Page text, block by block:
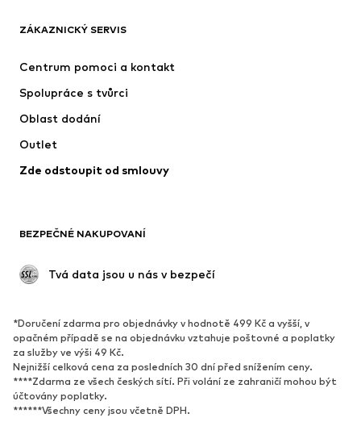
Nové
Trička & topy
Bundy
Spodní prádlo
Kabáty
Plavky
Příležitosti
Upcyklace
Nové
Oblíbené
Tenisky
Lodičky & boty na podpatku
Kozačky
Sandály
ZÁKAZNICKÝ SERVIS
Centrum pomoci a kontakt
Spolupráce s tvůrci
Oblast dodání
Outlet
Zde odstoupit od smlouvy
BEZPEČNÉ NAKUPOVANÍ
Tvá data jsou u nás v bezpečí
*Doručení zdarma pro objednávky v hodnotě 499 Kč a vyšší, v
opačném případě se na objednávku vztahuje poštovné a poplatky
za služby ve výši 49 Kč.
Nejnižší celková cena za posledních 30 dní před snížením ceny.
****Zdarma ze všech českých sítí. Při volání ze zahraničí mohou být
účtovány poplatky.
******Všechny ceny jsou včetně DPH.